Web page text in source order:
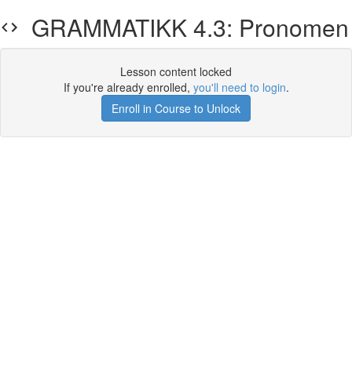
GRAMMATIKK 4.3: Pronomen
Lesson content locked
If you're already enrolled, you'll need to login.
Enroll in Course to Unlock